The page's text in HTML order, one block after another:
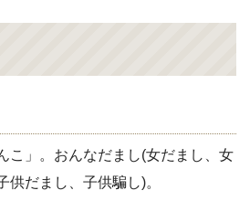
こ」。おんなだまし(女だまし、女
供だまし、子供騙し)。